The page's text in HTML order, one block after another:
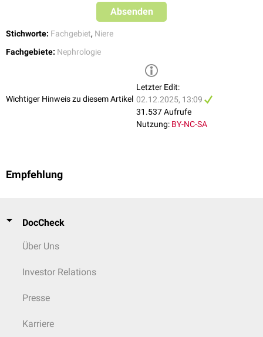
Absenden
Stichworte: Fachgebiet, Niere
Fachgebiete: Nephrologie
Wichtiger Hinweis zu diesem Artikel
Letzter Edit:
02.12.2025, 13:09
31.537 Aufrufe
Nutzung: BY-NC-SA
Empfehlung
DocCheck
Über Uns
Investor Relations
Presse
Karriere